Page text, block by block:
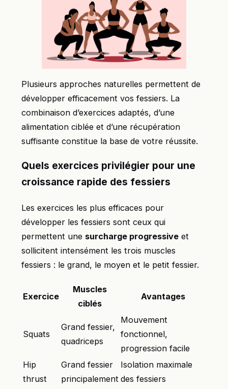
Plusieurs approches naturelles permettent de
développer efficacement vos fessiers. La
combinaison d’exercices adaptés, d’une
alimentation ciblée et d’une récupération
suffisante constitue la base de votre réussite.
Quels exercices privilégier pour une
croissance rapide des fessiers
Les exercices les plus efficaces pour
développer les fessiers sont ceux qui
permettent une surcharge progressive et
sollicitent intensément les trois muscles
fessiers : le grand, le moyen et le petit fessier.
Exercice
Muscles
ciblés
Avantages
Squats
Grand fessier,
quadriceps
Mouvement
fonctionnel,
progression facile
Hip
thrust
Grand fessier
principalement
Isolation maximale
des fessiers